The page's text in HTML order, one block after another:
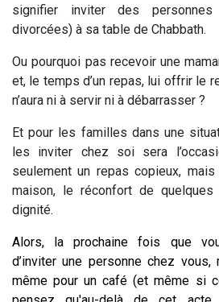
signifier inviter des personnes
divorcées) à sa table de Chabbath.
Ou pourquoi pas recevoir une
et, le temps d’un repas, lui offrir le
n’aura ni à servir ni à débarrasser ?
Et pour les familles dans une
les inviter chez soi sera
seulement un repas copieux, mais
maison, le réconfort de
dignité.
Alors, la prochaine fois que
d’inviter une personne chez vous,
même pour un café (et même si